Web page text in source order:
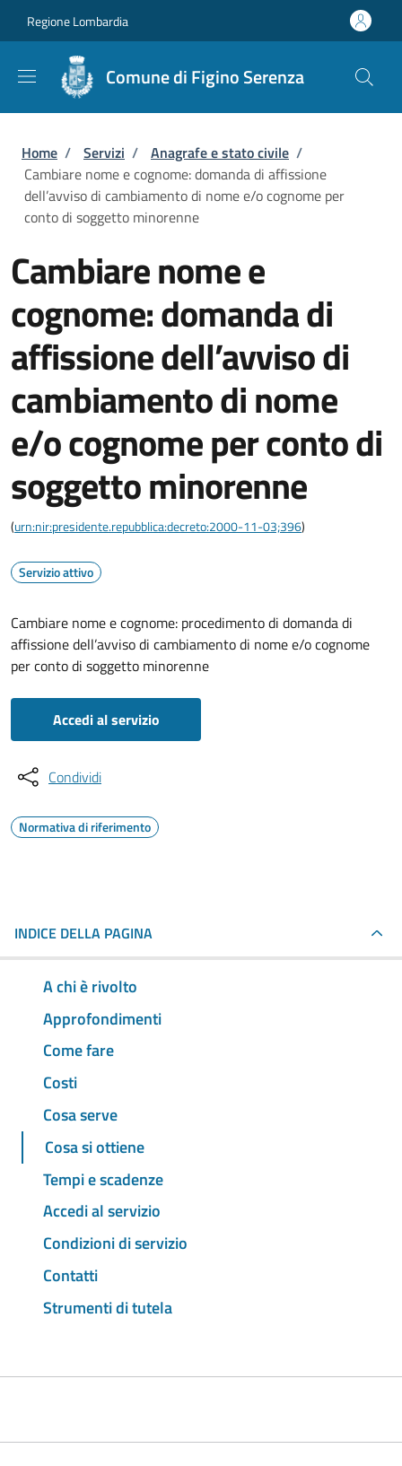
Regione Lombardia
Comune di Figino Serenza
Briciole di pane
Home / Servizi / Anagrafe e stato civile /
Cambiare nome e cognome: domanda di affissione
dell’avviso di cambiamento di nome e/o cognome per
conto di soggetto minorenne
Cambiare nome e
cognome: domanda di
affissione dell’avviso di
cambiamento di nome
e/o cognome per conto di
soggetto minorenne
(urn:nir:presidente.repubblica:decreto:2000-11-03;396)
Servizio attivo
Cambiare nome e cognome: procedimento di domanda di
affissione dell’avviso di cambiamento di nome e/o cognome
per conto di soggetto minorenne
Accedi al servizio
Condividi
Normativa di riferimento
INDICE DELLA PAGINA
A chi è rivolto
Approfondimenti
Come fare
Costi
Cosa serve
Cosa si ottiene
Tempi e scadenze
Accedi al servizio
Condizioni di servizio
Contatti
Strumenti di tutela